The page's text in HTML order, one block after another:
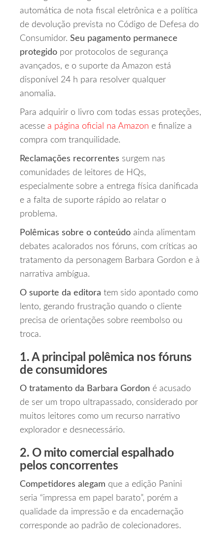
automática de nota fiscal eletrônica e a política
de devolução prevista no Código de Defesa do
Consumidor. Seu pagamento permanece
protegido por protocolos de segurança
avançados, e o suporte da Amazon está
disponível 24 h para resolver qualquer
anomalia.
Para adquirir o livro com todas essas proteções,
acesse a página oficial na Amazon e finalize a
compra com tranquilidade.
Reclamações recorrentes surgem nas
comunidades de leitores de HQs,
especialmente sobre a entrega física danificada
e a falta de suporte rápido ao relatar o
problema.
Polêmicas sobre o conteúdo ainda alimentam
debates acalorados nos fóruns, com críticas ao
tratamento da personagem Barbara Gordon e à
narrativa ambígua.
O suporte da editora tem sido apontado como
lento, gerando frustração quando o cliente
precisa de orientações sobre reembolso ou
troca.
1. A principal polêmica nos fóruns
de consumidores
O tratamento da Barbara Gordon é acusado
de ser um tropo ultrapassado, considerado por
muitos leitores como um recurso narrativo
explorador e desnecessário.
2. O mito comercial espalhado
pelos concorrentes
Competidores alegam que a edição Panini
seria “impressa em papel barato”, porém a
qualidade da impressão e da encadernação
corresponde ao padrão de colecionadores.